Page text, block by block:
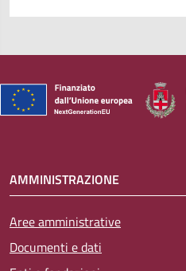
AMMINISTRAZIONE
Aree amministrative
Documenti e dati